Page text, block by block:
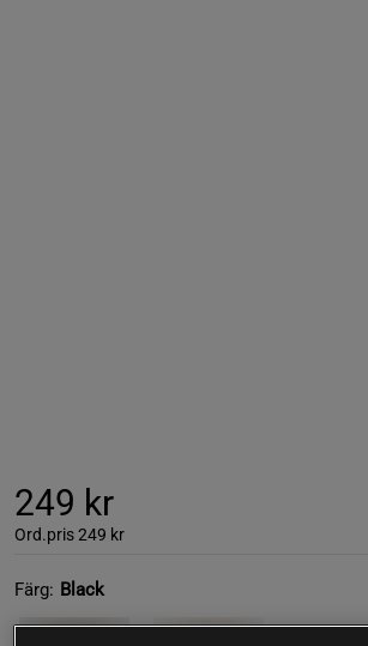
249 kr
Ord.pris249 kr
Färg: Black